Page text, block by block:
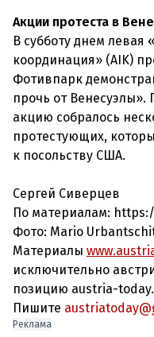
Акции протеста в Вене
В субботу днем левая
координация» (AIK)
Фотивпарк
прочь от
акцию собралось
протестующих,
к посольству США.
Сергей Сиверцев
По материалам:
Фото: Mario
Материалы
исключительно
позицию austria-
Пишите
Реклама